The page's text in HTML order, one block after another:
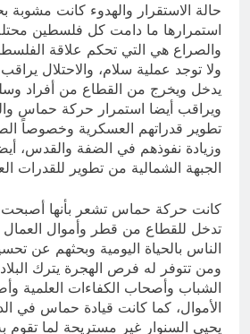
حالة الاستقرار والهدوء كانت
استمرارها ما دامت كل فلسطين
والصراع هي التي تحكم علاقة
ولا توجد عملية سلام، والاحتلال
يدخل ويخرج من القطاع من أفراد
ويراقب أيضا استمرار حركة حماس
تطوير قدراتهم العسكرية وخصوصاً
وزيادة نفوذهم في الضفة والقدس،
الجبهة الشمالية من تطوير للقدرات
كانت حركة حماس تشعر بأنها أصبحت
تدخل للقطاع من قطر وأموال العمال
الناس بالحياة اليومية وبحثهم عن
ومن تتوفر له فرص الهجرة يترك
الشباب وأصحاب الكفاءات العلمية
الأموال، كما كانت قيادة حماس في
يحيى السنوار غير مستريحة لما تقوم